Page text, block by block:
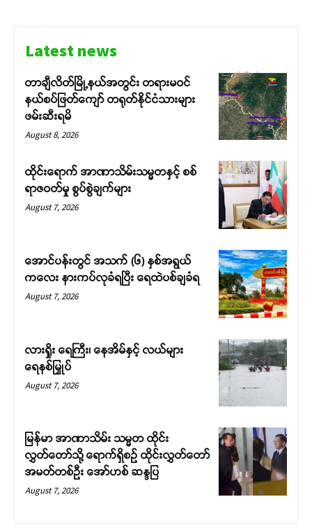
Latest news
တာချီလိတ်မြို့နယ်အတွင်း တရားမဝင်
နယ်စပ်ဖြတ်ကျော် တရုတ်နိုင်ငံသားများ
ဖမ်းဆီးရမိ
August 8, 2026
ထိုင်းရောက် အာဏာသိမ်းသမ္မတနှင့် စစ်
ရာဇဝတ်မှု စွပ်စွဲချက်များ
August 7, 2026
အောင်ပန်းတွင် အသက် (၆) နှစ်အရွယ်
ကလေး နားကပ်လုခံရပြီး ရေထဲပစ်ချခံရ
August 7, 2026
လားရှိုး ရေကြီး၊ နေအိမ်နှင့် လယ်များ
ရေနစ်မြှုပ်
August 7, 2026
မြန်မာ အာဏာသိမ်း သမ္မတ ထိုင်း
လွှတ်တော်သို့ ရောက်ရှိစဉ် ထိုင်းလွှတ်တော်
အမတ်တစ်ဦး အော်ဟစ် ဆန္ဒပြ
August 7, 2026